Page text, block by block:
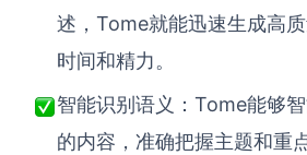
述，Tome就能迅速生成高
时间和精力。
智能识别语义： Tome能够
的内容，准确把握主题和重